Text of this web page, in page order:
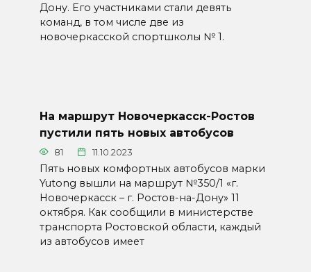
Дону. Его участниками стали девять
команд, в том числе две из
новочеркасской спортшколы № 1.
На маршрут Новочеркасск-Ростов
пустили пять новых автобусов
81 11.10.2023
Пять новых комфортных автобусов марки
Yutong вышли на маршрут №350/1 «г.
Новочеркасск – г. Ростов-на-Дону» 11
октября. Как сообщили в министерстве
транспорта Ростовской области, каждый
из автобусов имеет